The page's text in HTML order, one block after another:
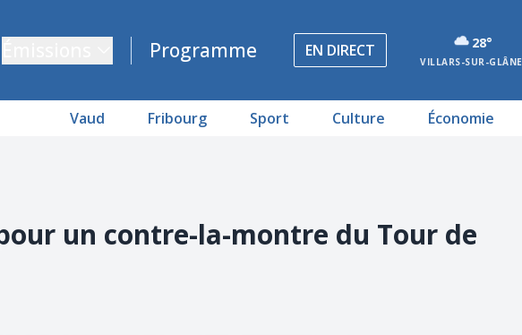
Programme EN DIRECT 28°
VILLARS-SUR-GLÂNE
Vaud Fribourg Sport Culture Économie
un contre-la-montre du Tour de